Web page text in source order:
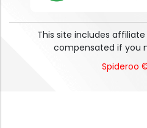
This site includes
compensated if you
Spideroo